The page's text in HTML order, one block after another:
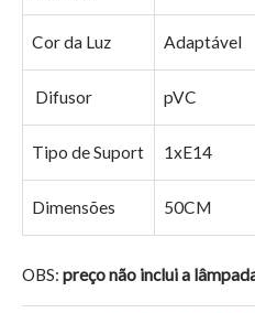
Cor da Luz Adaptável
Difusor pVC
Tipo de Suport 1xE14
Dimensões 50CM
OBS: preço não inclui a